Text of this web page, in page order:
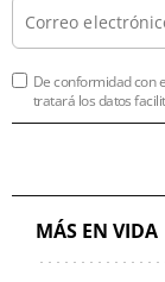
De conformidad con
tratará los datos
MÁS EN VIDA